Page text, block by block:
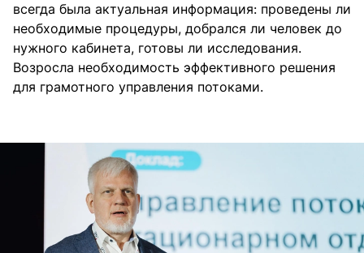
всегда была актуальная информация: проведены ли
необходимые процедуры, добрался ли человек до
нужного кабинета, готовы ли исследования.
Возросла необходимость эффективного решения
для грамотного управления потоками.